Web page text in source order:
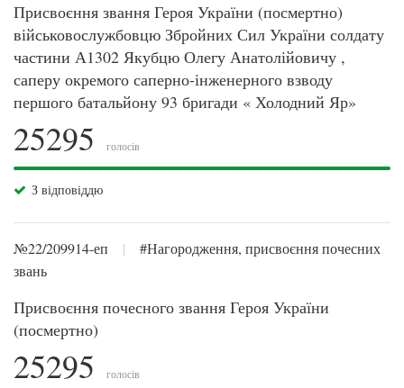
Присвоєння звання Героя України (посмертно)
військовослужбовцю Збройних Сил України солдату
частини А1302 Якубцю Олегу Анатолійовичу ,
саперу окремого саперно-інженерного взводу
першого батальйону 93 бригади « Холодний Яр»
25295 голосів
З відповіддю
№22/209914-еп |
#Нагородження, присвоєння почесних
звань
Присвоєння почесного звання Героя України
(посмертно)
25295 голосів